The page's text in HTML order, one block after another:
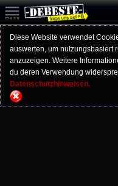
Diese Website verwendet
auswerten, um nutzungsbasiert
anzuzeigen. Weitere
du deren Verwendung
Datenschutzhinweisen.